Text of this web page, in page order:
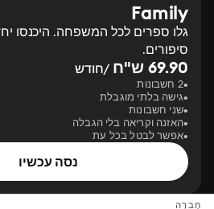
Family
גלו ספרים לכל המשפחה. היכנסו
סיפורים.
69.90 ש"ח /חודש
2 חשבונות
גישה בלתי מוגבלת
שני חשבונות
האזנה וקריאה בלי הגבלה
אפשר לבטל בכל עת
נסה עכשיו
חֶברָה